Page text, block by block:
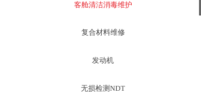
客舱清洁消毒维护
复合材料维修
发动机
无损检测NDT